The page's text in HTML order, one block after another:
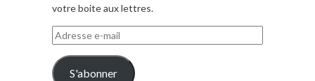
votre boite aux lettres.
Adresse
e-
mail
S'abonner